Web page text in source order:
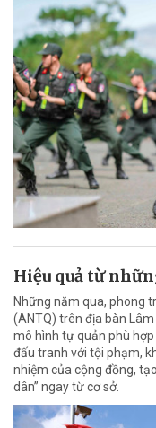
Hiệu quả từ
Những năm qua, phong
(ANTQ) trên địa bàn
mô hình tự quản phù
đấu tranh với tội phạm,
nhiệm của cộng đồng,
dân” ngay từ cơ sở.